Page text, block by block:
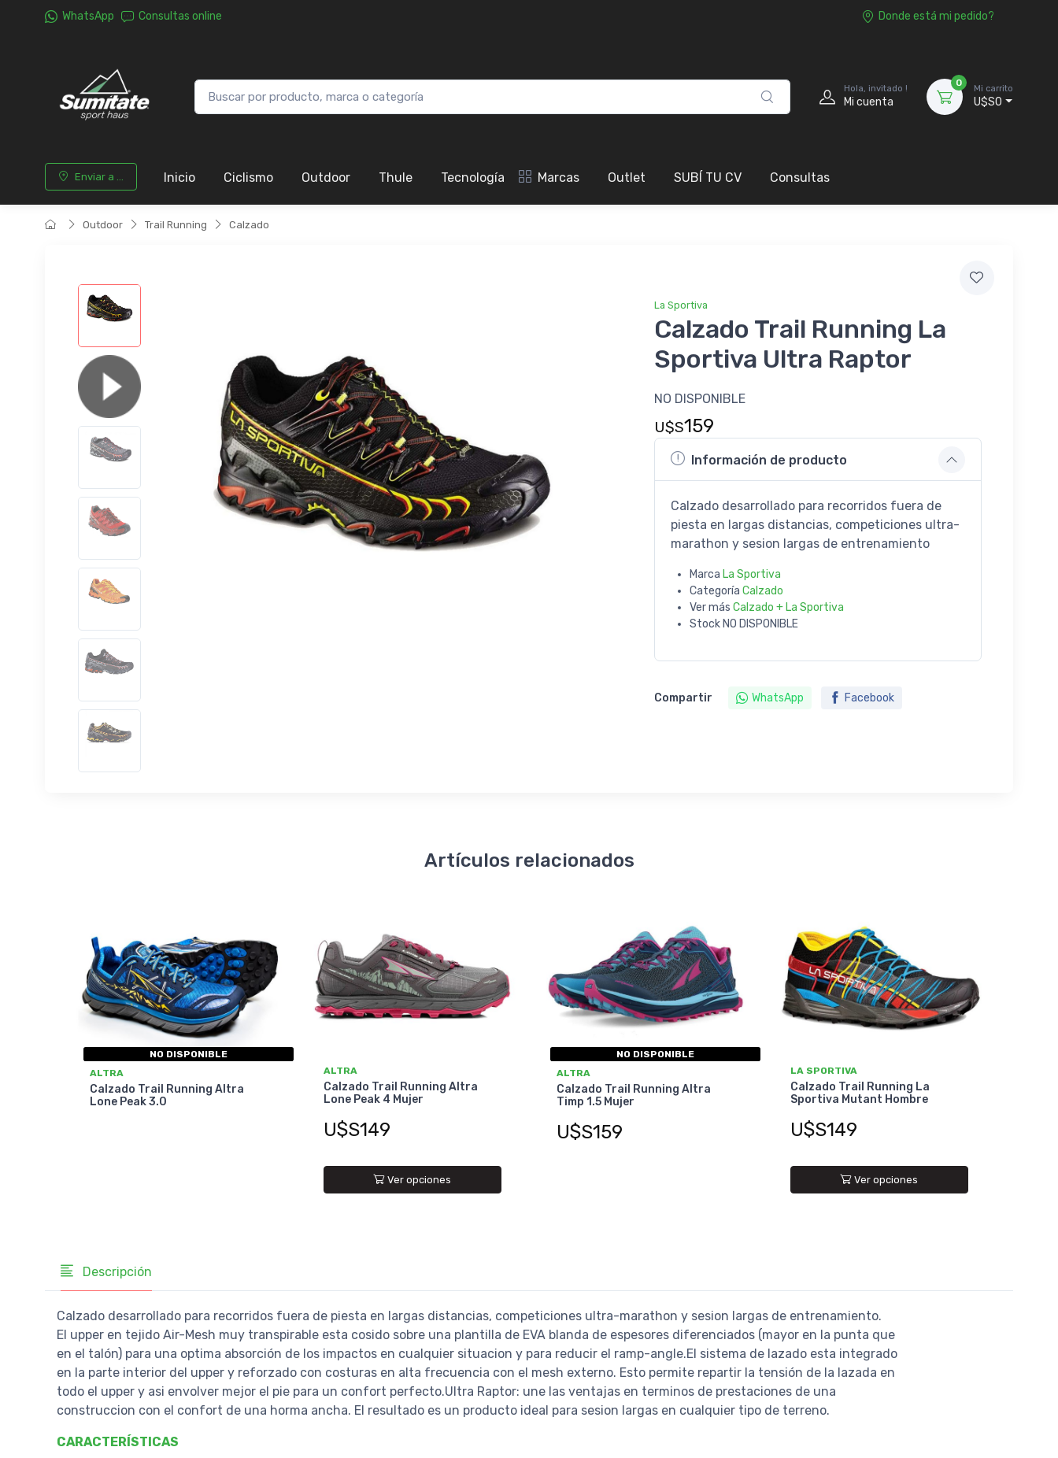
WhatsApp Consultas online Donde está mi pedido?
Hola, invitado !
Mi cuenta
0
Mi carrito
U$S0
Enviar a ... Inicio Ciclismo Outdoor Thule Tecnología Marcas Outlet SUBÍ TU CV Consultas
Outdoor Trail Running Calzado
La Sportiva
Calzado Trail Running La
Sportiva Ultra Raptor
NO DISPONIBLE
U$S159
Información de producto
Calzado desarrollado para recorridos fuera de
piesta en largas distancias, competiciones ultra-
marathon y sesion largas de entrenamiento
Marca La Sportiva
Categoría Calzado
Ver más Calzado + La Sportiva
Stock NO DISPONIBLE
Compartir WhatsApp Facebook
Artículos relacionados
NO DISPONIBLE
ALTRA
Calzado Trail Running Altra
Lone Peak 3.0
ALTRA
Calzado Trail Running Altra
Lone Peak 4 Mujer
U$S149
Ver opciones
NO DISPONIBLE
ALTRA
Calzado Trail Running Altra
Timp 1.5 Mujer
U$S159
LA SPORTIVA
Calzado Trail Running La
Sportiva Mutant Hombre
U$S149
Ver opciones
Descripción
Calzado desarrollado para recorridos fuera de piesta en largas distancias, competiciones ultra-marathon y sesion largas de entrenamiento.
El upper en tejido Air-Mesh muy transpirable esta cosido sobre una plantilla de EVA blanda de espesores diferenciados (mayor en la punta que
en el talón) para una optima absorción de los impactos en cualquier situacion y para reducir el ramp-angle.El sistema de lazado esta integrado
en la parte interior del upper y reforzado con costuras en alta frecuencia con el mesh externo. Esto permite repartir la tensión de la lazada en
todo el upper y asi envolver mejor el pie para un confort perfecto.Ultra Raptor: une las ventajas en terminos de prestaciones de una
construccion con el confort de una horma ancha. El resultado es un producto ideal para sesion largas en cualquier tipo de terreno.
CARACTERÍSTICAS